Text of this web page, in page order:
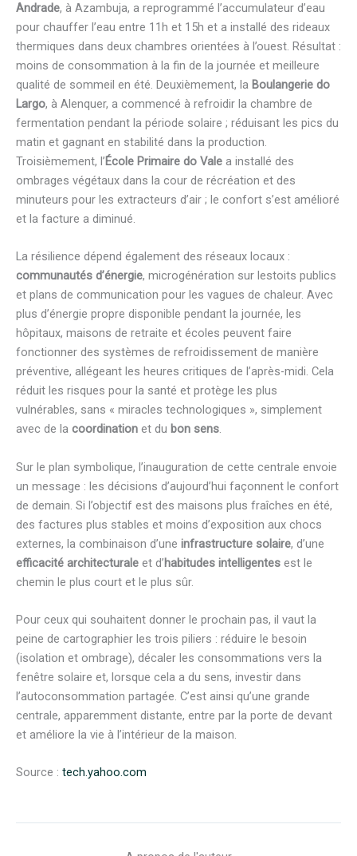
Andrade, à Azambuja, a reprogrammé l’accumulateur d’eau
pour chauffer l’eau entre 11h et 15h et a installé des rideaux
thermiques dans deux chambres orientées à l’ouest. Résultat :
moins de consommation à la fin de la journée et meilleure
qualité de sommeil en été. Deuxièmement, la Boulangerie do
Largo, à Alenquer, a commencé à refroidir la chambre de
fermentation pendant la période solaire ; réduisant les pics du
matin et gagnant en stabilité dans la production.
Troisièmement, l’École Primaire do Vale a installé des
ombrages végétaux dans la cour de récréation et des
minuteurs pour les extracteurs d’air ; le confort s’est amélioré
et la facture a diminué.
La résilience dépend également des réseaux locaux :
communautés d’énergie, microgénération sur lestoits publics
et plans de communication pour les vagues de chaleur. Avec
plus d’énergie propre disponible pendant la journée, les
hôpitaux, maisons de retraite et écoles peuvent faire
fonctionner des systèmes de refroidissement de manière
préventive, allégeant les heures critiques de l’après-midi. Cela
réduit les risques pour la santé et protège les plus
vulnérables, sans « miracles technologiques », simplement
avec de la coordination et du bon sens.
Sur le plan symbolique, l’inauguration de cette centrale envoie
un message : les décisions d’aujourd’hui façonnent le confort
de demain. Si l’objectif est des maisons plus fraîches en été,
des factures plus stables et moins d’exposition aux chocs
externes, la combinaison d’une infrastructure solaire, d’une
efficacité architecturale et d’habitudes intelligentes est le
chemin le plus court et le plus sûr.
Pour ceux qui souhaitent donner le prochain pas, il vaut la
peine de cartographier les trois piliers : réduire le besoin
(isolation et ombrage), décaler les consommations vers la
fenêtre solaire et, lorsque cela a du sens, investir dans
l’autoconsommation partagée. C’est ainsi qu’une grande
centrale, apparemment distante, entre par la porte de devant
et améliore la vie à l’intérieur de la maison.
Source : tech.yahoo.com